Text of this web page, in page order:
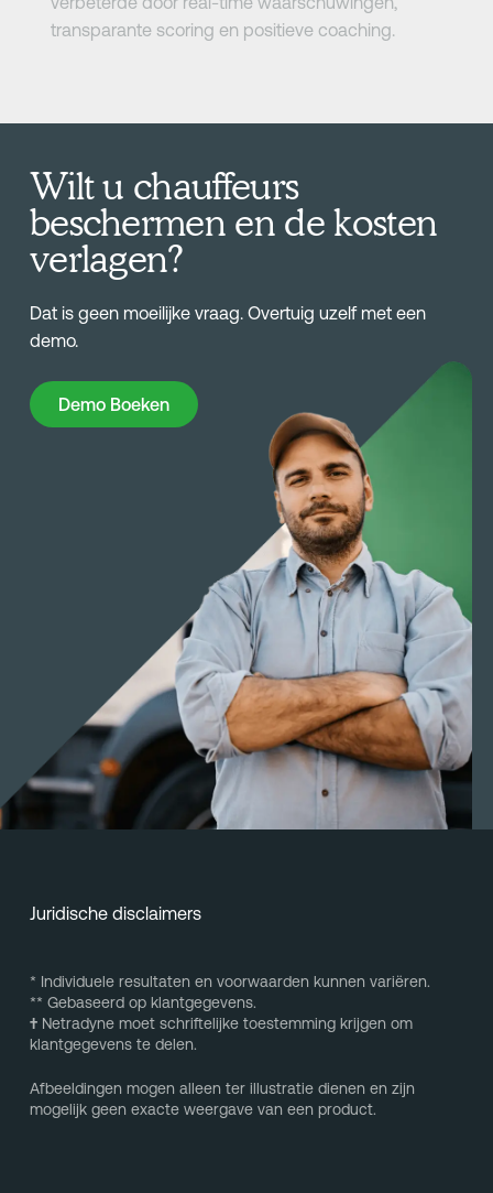
transparante scoring en positieve coaching.
Wilt u chauffeurs
beschermen en de kosten
verlagen?
Dat is geen moeilijke vraag. Overtuig uzelf met een
demo.
Demo Boeken
Demo Boeken
Juridische disclaimers
* Individuele resultaten en voorwaarden kunnen variëren.
** Gebaseerd op klantgegevens.
†Netradyne moet schriftelijke toestemming krijgen om
klantgegevens te delen.
Afbeeldingen mogen alleen ter illustratie dienen en zijn
mogelijk geen exacte weergave van een product.